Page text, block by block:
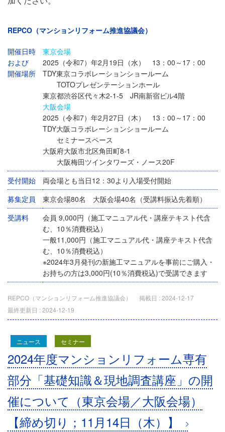
REPCO（マンションリフォーム推進協議会）
開催日時
および
開催場所
東京会場
2025（令和7）年2月19日（水） 13：00～17：00
TDY東京コラボレーションショールーム
TOTOプレゼンテーションホール
東京都渋谷区代々木2-1-5 JR南新宿ビル4階
大阪会場
2025（令和7）年2月27日（木） 13：00～17：00
TDY大阪コラボレーションショールーム
セミナースペース
大阪府大阪市北区角田町8-1
大阪梅田ツインタワーズ・ノース20F
受付開始
両会場とも当日12：30より入場受付開始
募集定員
東京会場80名 大阪会場40名（受講料振込先着順）
受講料
会員 9,000円（施工マニュアル代・講座テキスト代含
む、10％消費税込）
一般11,000円（施工マニュアル代・講座テキスト代含
む、10％消費税込）
※2024年3月発刊の新施工マニュアルを事前にご購入・
お持ちの方は3,000円(10％消費税込)で受講できます
REPCO（マンションリフォーム推進協議会） 掲載日 :2024-12-17
最終更新日 :2024-12-19
2024年度マンションリフォーム専有
部分「基礎知識＆現地調査講座」の開
催について（東京会場／大阪会場）
【締め切り；11月14日（木）】
ニュース セミナー